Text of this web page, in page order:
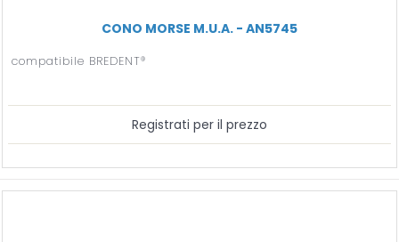
CONO MORSE M.U.A. - AN5745
compatibile BREDENT®
Registrati per il prezzo